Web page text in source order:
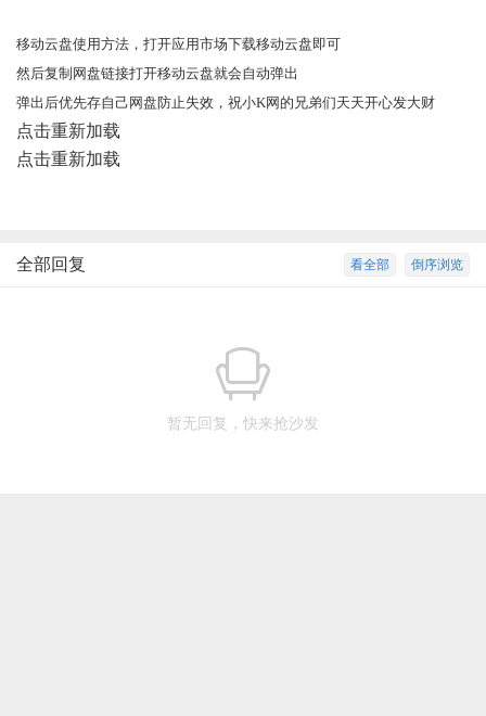
移动云盘使用方法，打开应用市场下载移动云盘即可
然后复制网盘链接打开移动云盘就会自动弹出
弹出后优先存自己网盘防止失效，祝小K网的兄弟们天天开心发大财
点击重新加载
点击重新加载
倒序浏览
看全部
全部回复
暂无回复，快来抢沙发